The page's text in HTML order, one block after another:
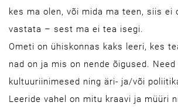
kes ma olen, või mida ma teen, siis ei
vastata – sest ma ei tea isegi.
Ometi on ühiskonnas kaks leeri, kes
nad on ja mis on nende õigused.
kultuuriinimesed ning äri- ja/või
Leeride vahel on mitu kraavi ja müüri